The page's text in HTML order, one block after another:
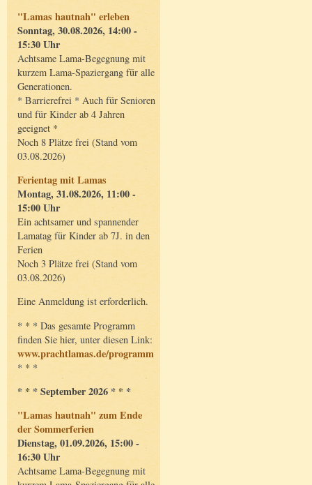
"Lamas hautnah" erleben
Sonntag, 30.08.2026, 14:00 -
15:30 Uhr
Achtsame Lama-Begegnung mit
kurzem Lama-Spaziergang für alle
Generationen.
* Barrierefrei * Auch für Senioren
und für Kinder ab 4 Jahren
geeignet *
Noch 8 Plätze frei (Stand vom
03.08.2026)
Ferientag mit Lamas
Montag, 31.08.2026, 11:00 -
15:00 Uhr
Ein achtsamer und spannender
Lamatag für Kinder ab 7J. in den
Ferien
Noch 3 Plätze frei (Stand vom
03.08.2026)
Eine Anmeldung ist erforderlich.
* * * Das gesamte Programm
finden Sie hier, unter diesen Link:
www.prachtlamas.de/programm
* * *
* * * September 2026 * * *
"Lamas hautnah" zum Ende
der Sommerferien
Dienstag, 01.09.2026, 15:00 -
16:30 Uhr
Achtsame Lama-Begegnung mit